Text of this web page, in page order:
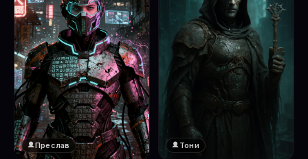
Преслав Тони